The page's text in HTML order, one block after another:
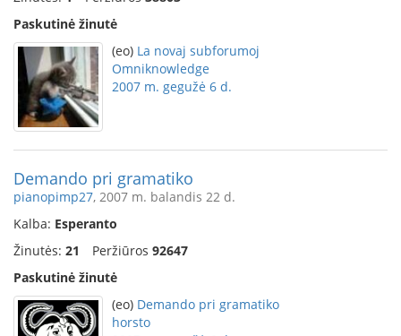
Paskutinė žinutė
(eo) La novaj subforumoj
Omniknowledge
2007 m. gegužė 6 d.
Demando pri gramatiko
pianopimp27, 2007 m. balandis 22 d.
Kalba: Esperanto
Žinutės: 21 Peržiūros 92647
Paskutinė žinutė
(eo) Demando pri gramatiko
horsto